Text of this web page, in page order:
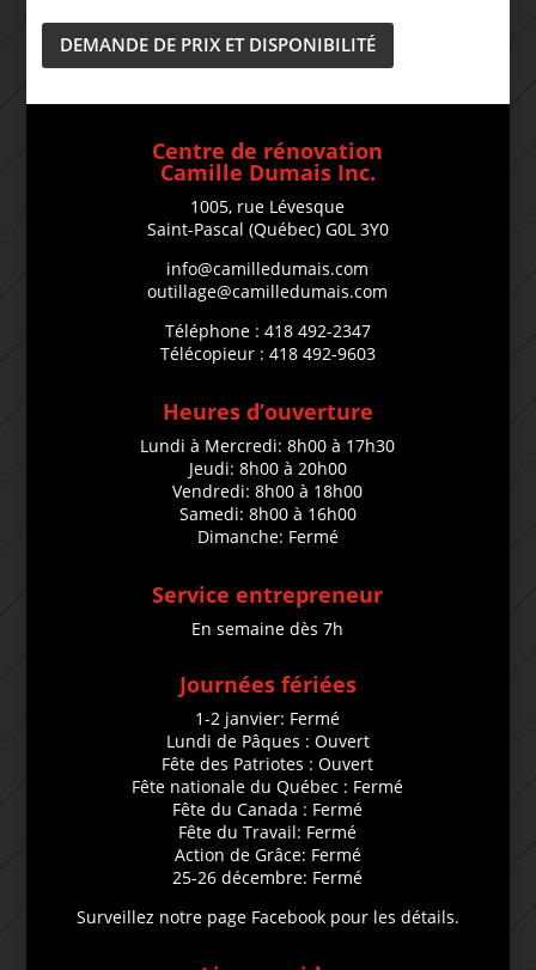
DEMANDE DE PRIX ET DISPONIBILITÉ
Centre de rénovation
Camille Dumais Inc.
1005, rue Lévesque
Saint-Pascal (Québec) G0L 3Y0
info@camilledumais.com
outillage@camilledumais.com
Téléphone : 418 492-2347
Télécopieur : 418 492-9603
Heures d’ouverture
Lundi à Mercredi: 8h00 à 17h30
Jeudi: 8h00 à 20h00
Vendredi: 8h00 à 18h00
Samedi: 8h00 à 16h00
Dimanche: Fermé
Service entrepreneur
En semaine dès 7h
Journées fériées
1-2 janvier: Fermé
Lundi de Pâques : Ouvert
Fête des Patriotes : Ouvert
Fête nationale du Québec : Fermé
Fête du Canada : Fermé
Fête du Travail: Fermé
Action de Grâce: Fermé
25-26 décembre: Fermé
Surveillez notre page Facebook pour les détails.